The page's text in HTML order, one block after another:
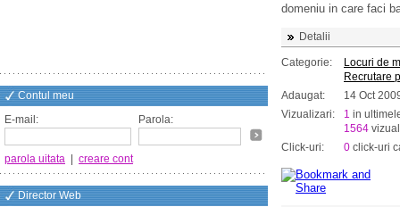
Contul meu
E-mail:
Parola:
parola uitata creare cont
Director Web
domeniu in care faci
Detalii
Categorie:
Locuri de
Recrutare
Adaugat:
14 Oct
Vizualizari:
1 in
1564
Click-uri:
0 click-uri